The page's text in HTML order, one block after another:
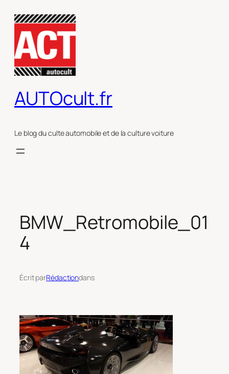
contenu
AUTOcult.fr
Le blog du culte automobile et de la culture voiture
BMW_Retromobile_01
4
Écrit parRédactiondans